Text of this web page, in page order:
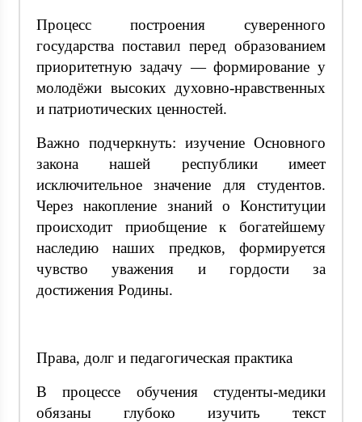
Процесс построения суверенного
государства поставил перед образованием
приоритетную задачу — формирование у
молодёжи высоких духовно-нравственных
и патриотических ценностей.
Важно подчеркнуть: изучение Основного
закона нашей республики имеет
исключительное значение для студентов.
Через накопление знаний о Конституции
происходит приобщение к богатейшему
наследию наших предков, формируется
чувство уважения и гордости за
достижения Родины.
Права, долг и педагогическая практика
В процессе обучения студенты-медики
обязаны глубоко изучить текст